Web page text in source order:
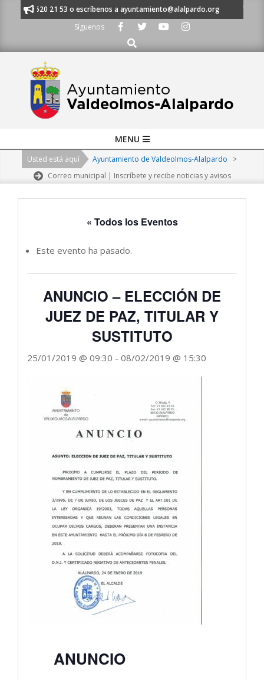
al 91 620 21 53 o escríbenos a ayuntamiento@alalpardo.org
TE
Síguenos
Buscar
Navigation
MENU
Usted está aquí Ayuntamiento de Valdeolmos-Alalpardo
>
Correo municipal | Inscríbete y recibe noticias y avisos
« Todos los Eventos
Este evento ha pasado.
ANUNCIO – ELECCIÓN DE
JUEZ DE PAZ, TITULAR Y
SUSTITUTO
25/01/2019 @ 09:30 - 08/02/2019 @ 15:30
ANUNCIO